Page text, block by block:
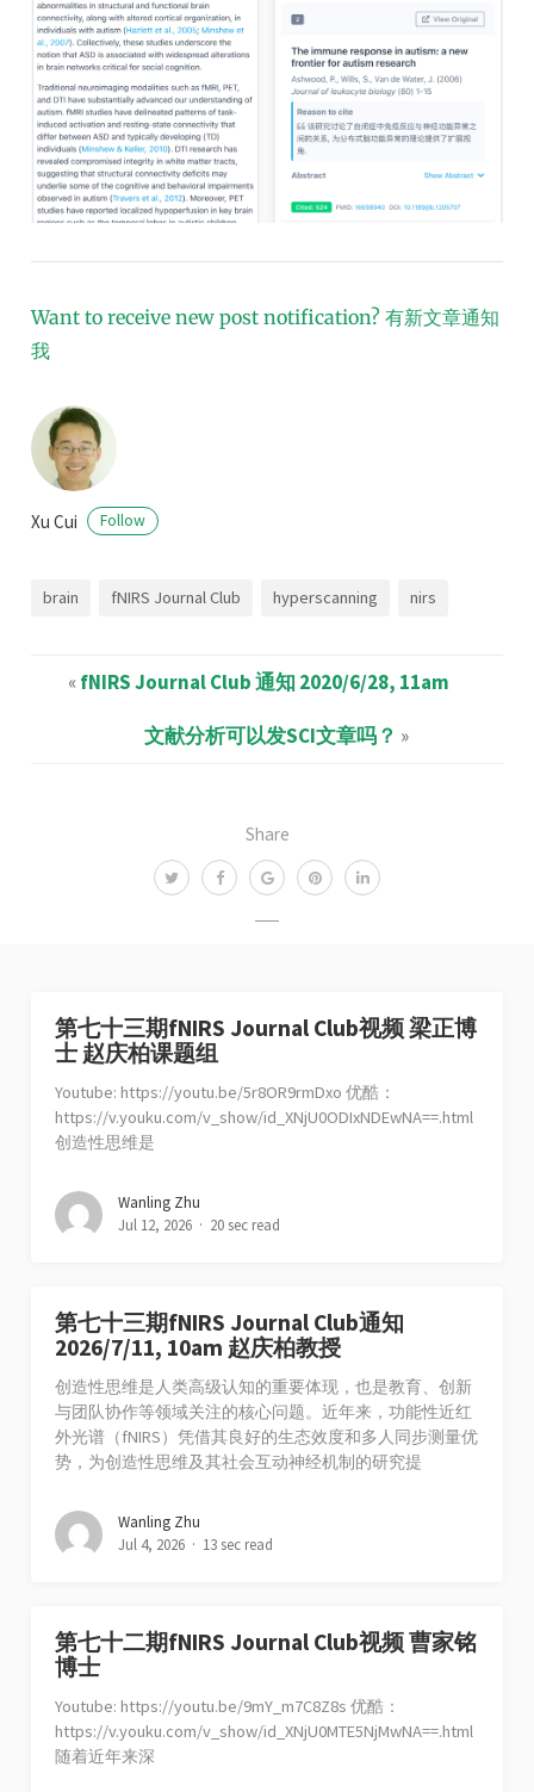
Share
Want to receive new post notification? 有新文章通知
我
Xu Cui Follow
brain fNIRS Journal Club hyperscanning nirs
«fNIRS Journal Club 通知 2020/6/28, 11am
文献分析可以发SCI文章吗？ »
第七十三期fNIRS Journal Club视频 梁正博
士 赵庆柏课题组
Youtube: https://youtu.be/5r8OR9rmDxo 优酷：
https://v.youku.com/v_show/id_XNjU0ODIxNDEwNA==.html
创造性思维是
Wanling Zhu
Jul 12, 2026
20 sec read
第七十三期fNIRS Journal Club通知
2026/7/11, 10am 赵庆柏教授
创造性思维是人类高级认知的重要体现，也是教育、创新
与团队协作等领域关注的核心问题。近年来，功能性近红
外光谱（fNIRS）凭借其良好的生态效度和多人同步测量优
势，为创造性思维及其社会互动神经机制的研究提
Wanling Zhu
Jul 4, 2026
13 sec read
第七十二期fNIRS Journal Club视频 曹家铭
博士
Youtube: https://youtu.be/9mY_m7C8Z8s 优酷：
https://v.youku.com/v_show/id_XNjU0MTE5NjMwNA==.html
随着近年来深